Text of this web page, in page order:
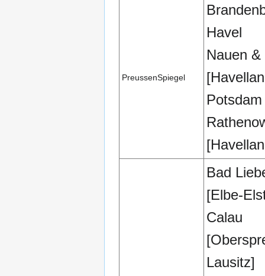
PreussenSpiegel
Havel
Nauen
Potsdam
Bad
[Elbe-
Calau
Lausitz]